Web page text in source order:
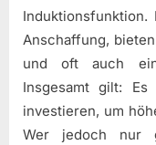
Anschaffung,
und oft auch
Insgesamt gilt:
investieren, um
Wer jedoch nur